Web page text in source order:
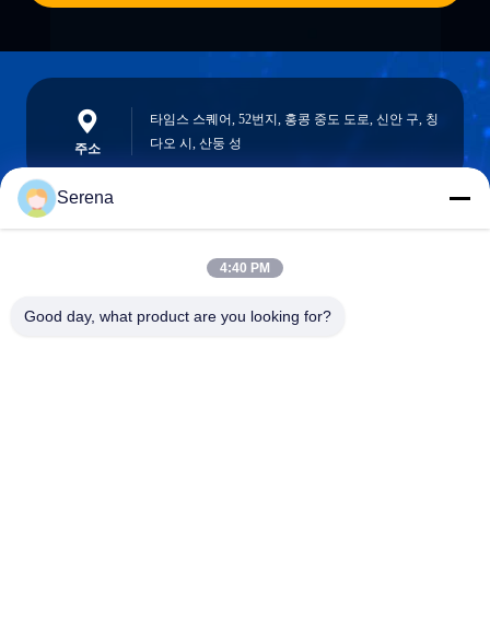
주소
타임스 스퀘어, 52번지, 홍콩 중도 도로, 신안 구, 칭
다오 시, 산둥 성
robert@ailitecover.com
Serena
4:40 PM
Good day, what product are you looking for?